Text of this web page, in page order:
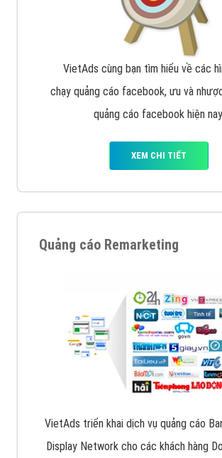
VietAds cùng bạn tìm hiểu về các
chạy quảng cáo facebook, ưu và
quảng cáo facebook hiện
XEM CHI TIẾT
Quảng cáo Remarketing
VietAds triển khai dịch vụ quảng cáo
Display Network cho các khách hàng